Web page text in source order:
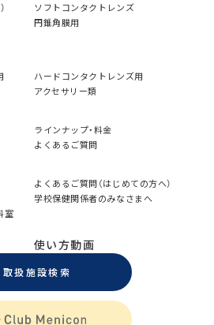
ソフトコンタクトレンズ
円錐角膜用
ハードコンタクトレンズ用
アクセサリー類
ラインナップ・料金
よくあるご質問
よくあるご質問（はじめての方へ）
学校保健関係者のみなさまへ
室
使い方動画
取扱施設検索